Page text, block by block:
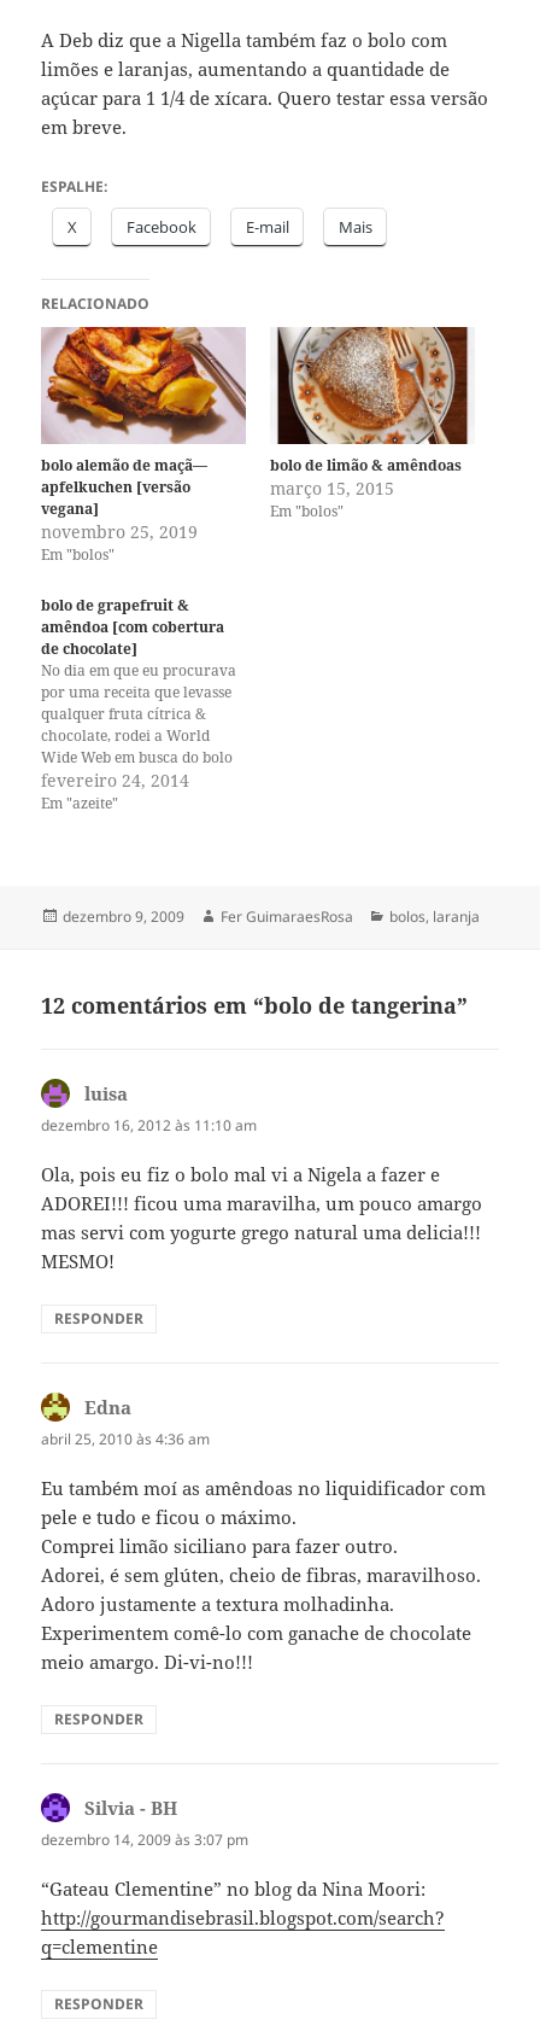
A Deb diz que a Nigella também faz o bolo com
limões e laranjas, aumentando a quantidade de
açúcar para 1 1/4 de xícara. Quero testar essa versão
em breve.
ESPALHE:
X Facebook E-mail Mais
RELACIONADO
bolo alemão de maçã—
apfelkuchen [versão
vegana]
novembro 25, 2019
Em "bolos"
bolo de limão & amêndoas
março 15, 2015
Em "bolos"
bolo de grapefruit &
amêndoa [com cobertura
de chocolate]
No dia em que eu procurava
por uma receita que levasse
qualquer fruta cítrica &
chocolate, rodei a World
Wide Web em busca do bolo
perfeito para aquele
momento e não preciso dizer
comemoração especial. A…
fevereiro 24, 2014
Em "azeite"
Publicado
dezembro 9, 2009 Autor
Fer GuimaraesRosa Categorias
bolos, laranja
12 comentários em “bolo de tangerina”
luisa
dezembro 16, 2012 às 11:10 am
Ola, pois eu fiz o bolo mal vi a Nigela a fazer e
ADOREI!!! ficou uma maravilha, um pouco amargo
mas servi com yogurte grego natural uma delicia!!!
MESMO!
RESPONDER
Edna
abril 25, 2010 às 4:36 am
Eu também moí as amêndoas no liquidificador com
pele e tudo e ficou o máximo.
Comprei limão siciliano para fazer outro.
Adorei, é sem glúten, cheio de fibras, maravilhoso.
Adoro justamente a textura molhadinha.
Experimentem comê-lo com ganache de chocolate
meio amargo. Di-vi-no!!!
RESPONDER
Silvia - BH
dezembro 14, 2009 às 3:07 pm
“Gateau Clementine” no blog da Nina Moori:
http://gourmandisebrasil.blogspot.com/search?
q=clementine
RESPONDER